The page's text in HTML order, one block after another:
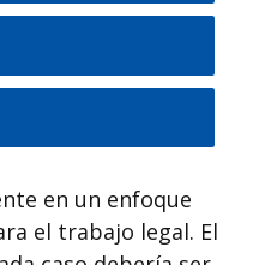
District of
District
(2018–2022)
en un enfoque
el trabajo legal. El